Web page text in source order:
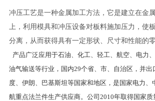
冲压工艺是一种金属加工方法，它是建立在金
上，利用模具和冲压设备对板料施加压力，使
分离，从而获得具有一定形状、尺寸和性能的
产品广泛应用于石油、化工、轻工、航空、电力
油气输送等行业，国内29个省、市、自治区，并出
度、伊朗、巴基斯坦等国家和地区，是国家电力、
航重点法兰件生产供应商。公司2010年取得国家